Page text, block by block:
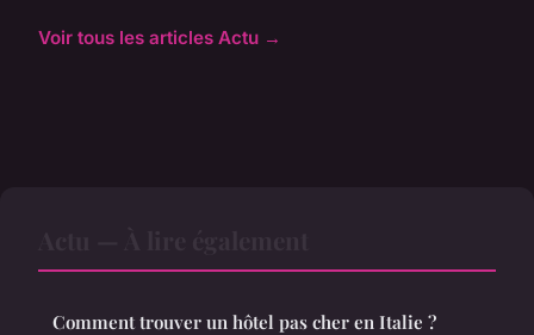
Voir tous les articles Actu →
Comment trouver un hôtel pas cher en Italie ?